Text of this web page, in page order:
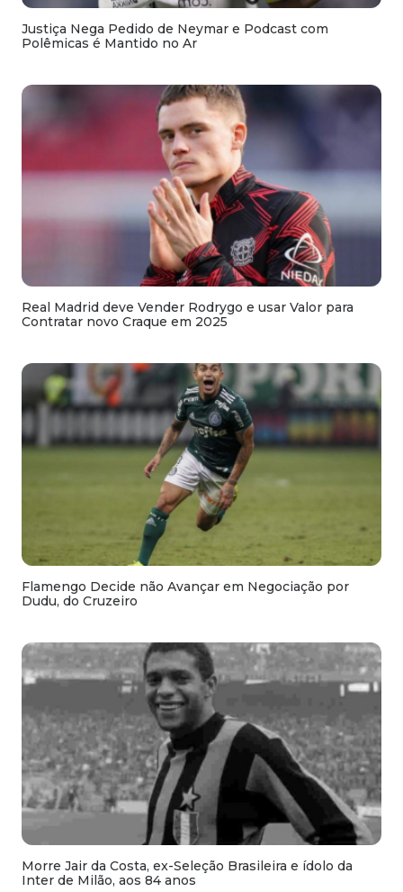
Justiça Nega Pedido de Neymar e Podcast com
Polêmicas é Mantido no Ar
Real Madrid deve Vender Rodrygo e usar Valor para
Contratar novo Craque em 2025
Flamengo Decide não Avançar em Negociação por
Dudu, do Cruzeiro
Morre Jair da Costa, ex-Seleção Brasileira e ídolo da
Inter de Milão, aos 84 anos